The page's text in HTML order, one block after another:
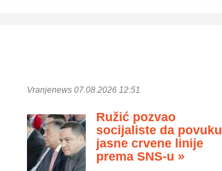
Vranjenews 07.08.2026 12:51
Ružić pozvao
socijaliste da povuku
jasne crvene linije
prema SNS-u »